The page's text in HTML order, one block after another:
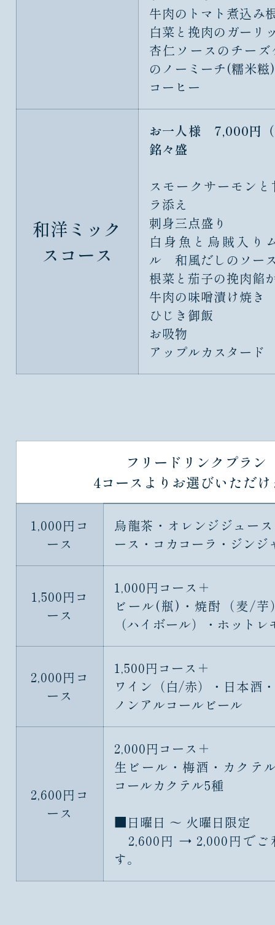
牛肉のトマト煮込み
白菜と挽肉のガーリ
杏仁ソースのチー
のノーミーチ(糯米糍)
コーヒー
和洋ミック
スコース
お一人様 7,000円
銘々盛
スモークサーモン
ラ添え
刺身三点盛り
白身魚と烏賊入り
ル 和風だしのソー
根菜と茄子の挽肉餡
牛肉の味噌漬け焼き
ひじき御飯
お吸物
アップルカスタード
フリードリンクプラン
4コースよりお選びいただ
1,000円コ
ース
烏龍茶・オレンジジュー
ース・コカコーラ・ジンジ
1,500円コ
ース
1,000円コース＋
ビール(瓶)・焼酎（麦/芋
（ハイボール）・ホット
2,000円コ
ース
1,500円コース＋
ワイン（白/赤）・日本酒
ノンアルコールビール
2,600円コ
ース
2,000円コース＋
生ビール・梅酒・カクテ
コールカクテル5種
■日曜日 ～ 火曜日限定
2,600円 → 2,000円でご
す。